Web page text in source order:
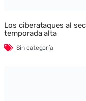
Los ciberataques al
temporada alta
Sin categoría